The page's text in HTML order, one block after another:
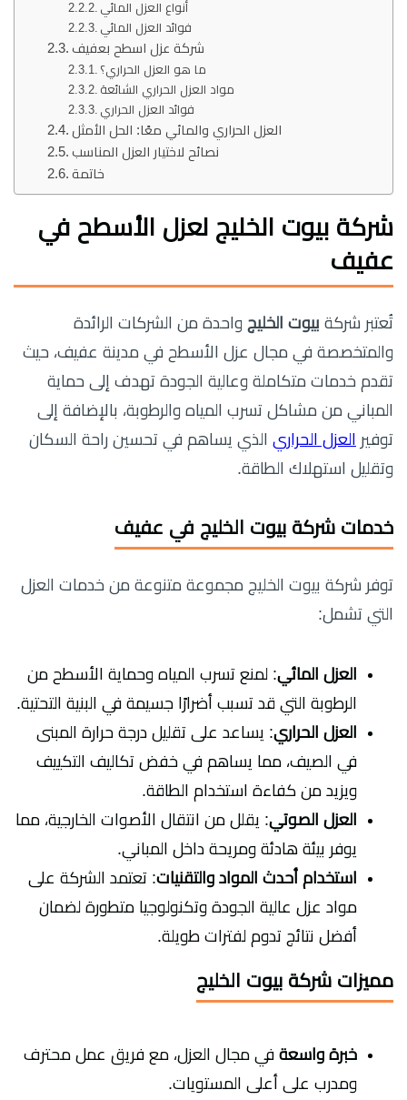
أنواع العزل المائي
فوائد العزل المائي
شركة عزل اسطح بعفيف
ما هو العزل الحراري؟
مواد العزل الحراري الشائعة
فوائد العزل الحراري
العزل الحراري والمائي معًا: الحل الأمثل
نصائح لاختيار العزل المناسب
خاتمة
شركة بيوت الخليج لعزل الأسطح في
عفيف
تُعتبر شركة بيوت الخليج واحدة من الشركات الرائدة
والمتخصصة في مجال عزل الأسطح في مدينة عفيف، حيث
تقدم خدمات متكاملة وعالية الجودة تهدف إلى حماية
المباني من مشاكل تسرب المياه والرطوبة، بالإضافة إلى
توفير العزل الحراري الذي يساهم في تحسين راحة السكان
وتقليل استهلاك الطاقة.
خدمات شركة بيوت الخليج في عفيف
توفر شركة بيوت الخليج مجموعة متنوعة من خدمات العزل
التي تشمل:
العزل المائي: لمنع تسرب المياه وحماية الأسطح من
الرطوبة التي قد تسبب أضرارًا جسيمة في البنية التحتية.
العزل الحراري: يساعد على تقليل درجة حرارة المبنى
في الصيف، مما يساهم في خفض تكاليف التكييف
ويزيد من كفاءة استخدام الطاقة.
العزل الصوتي: يقلل من انتقال الأصوات الخارجية، مما
يوفر بيئة هادئة ومريحة داخل المباني.
استخدام أحدث المواد والتقنيات: تعتمد الشركة على
مواد عزل عالية الجودة وتكنولوجيا متطورة لضمان
أفضل نتائج تدوم لفترات طويلة.
مميزات شركة بيوت الخليج
خبرة واسعة في مجال العزل، مع فريق عمل محترف
ومدرب على أعلى المستويات.